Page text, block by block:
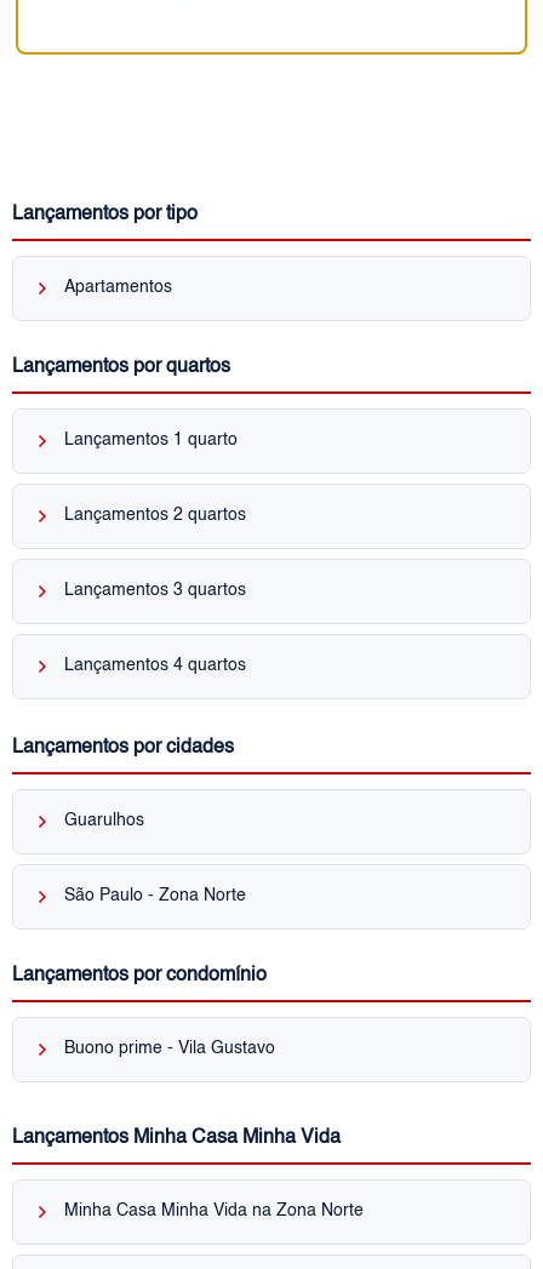
Lançamentos por tipo
keyboard_arrow_right Apartamentos
Lançamentos por quartos
keyboard_arrow_right Lançamentos 1 quarto
keyboard_arrow_right Lançamentos 2 quartos
keyboard_arrow_right Lançamentos 3 quartos
keyboard_arrow_right Lançamentos 4 quartos
Lançamentos por cidades
keyboard_arrow_right Guarulhos
keyboard_arrow_right São Paulo - Zona Norte
Lançamentos por condomínio
keyboard_arrow_right Buono prime - Vila Gustavo
Lançamentos Minha Casa Minha Vida
keyboard_arrow_right Minha Casa Minha Vida na Zona Norte